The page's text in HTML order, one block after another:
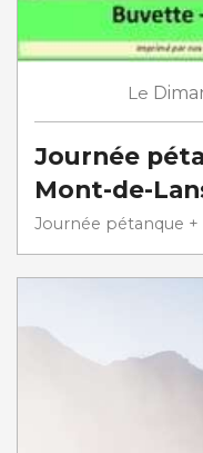
Le
Journée
Mont-de-
Journée pétanque